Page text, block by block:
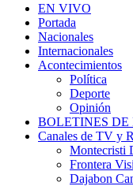
EN VIVO
Portada
Nacionales
Internacionales
Acontecimientos
Política
Deporte
Opinión
BOLETINES DE
Canales de TV y
Montecristi
Frontera
Dajabon